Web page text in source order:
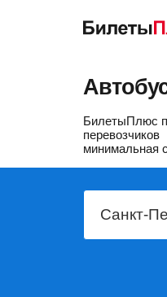
БилетыПлюс
минимальная